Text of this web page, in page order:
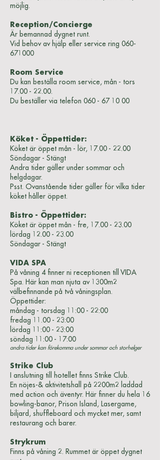
möjlig.
Reception/Concierge
Är bemannad dygnet runt.
Vid behov av hjälp eller service ring 060-
671000
Room Service
Du kan beställa room service, mån - tors
17.00 - 22.00.
Du beställer via telefon 060 - 67 10 00
Köket - Öppettider:
Köket är öppet mån - lör,
17.00 - 22.00
Söndagar - Stängt
Andra tider gäller under sommar och
helgdagar.
Psst. Ovanstående tider gäller för vilka tider
köket håller öppet.
Bistro - Öppettider:
Köket är öppet mån - fre,
17.00 - 23.00
lördag
12.00 - 23.00
Söndagar - Stängt
VIDA SPA
På våning 4 finner ni receptionen till VIDA
Spa. Här kan man njuta av 1300m2
välbefinnande på två våningsplan.
Öppettider:
måndag - torsdag 11:00 - 22:00
fredag 11.00 - 23:00
lördag 11:00 - 23:00
söndag 11:00 - 17:00
andra tider kan förekomma under sommar och storhelger
Strike Club
I anslutning till hotellet finns Strike Club.
En nöjes-& aktivitetshall på 2200m2 laddad
med action och äventyr. Här finner du hela 16
bowling-banor, Prison Island, Lasergame,
biljard, shuffleboard och mycket mer, samt
restaurang och barer.
Strykrum
Finns på våning 2. Rummet är öppet dygnet